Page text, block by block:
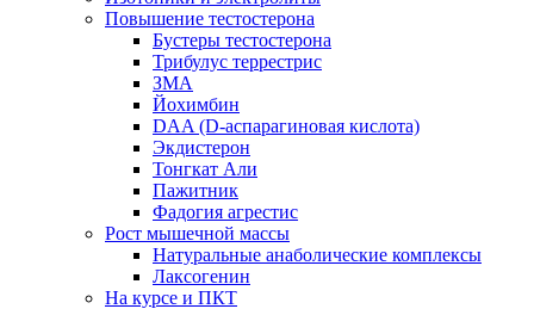
Повышение тестостерона
Бустеры тестостерона
Трибулус террестрис
ЗМА
Йохимбин
DAA (D-аспарагиновая кислота)
Экдистерон
Тонгкат Али
Пажитник
Фадогия агрестис
Рост мышечной массы
Натуральные анаболические комплексы
Лаксогенин
На курсе и ПКТ